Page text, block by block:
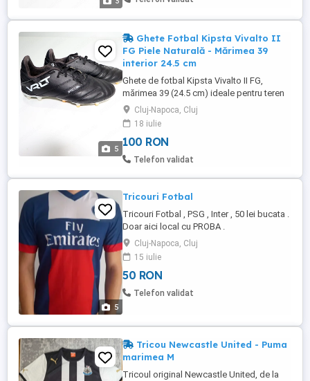
5
Ghete Fotbal Kipsta Vivalto II
FG Piele Naturală - Mărimea 39
interior 24.5 cm
Ghete de fotbal Kipsta Vivalto II FG,
mărimea 39 (24.5 cm) ideale pentru teren
cu iarbă naturală. Ghetele fac parte din
gama de top a celor de la Decathlon, fiind
realizate din piele naturală pe partea
frontală, ceea ce oferă un confort
incredibil și o atingere fină a mingii
Cluj-Napoca, Cluj
18 iulie
100 RON
Telefon validat
5
Tricouri Fotbal
Tricouri Fotbal , PSG , Inter , 50 lei bucata .
Doar aici local cu PROBA .
Cluj-Napoca, Cluj
15 iulie
50 RON
Telefon validat
Tricou Newcastle United - Puma
marimea M
Tricoul original Newcastle United, de la